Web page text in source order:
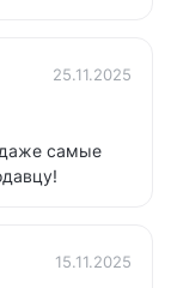
25.11.2025
самые
15.11.2025